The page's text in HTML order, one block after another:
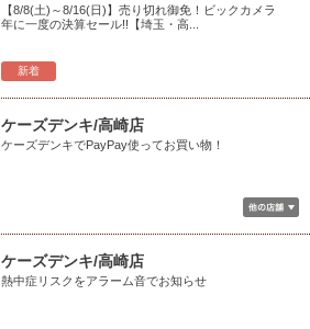
新着
【8/8(土)～8/16(日)】売り切れ御免！ビックカメラ
年に一度の決算セール!!【埼玉・高...
ケーズデンキ/高崎店
ケーズデンキでPayPay使ってお買い物！
ケーズデンキ/高崎店
熱中症リスクをアラーム音でお知らせ